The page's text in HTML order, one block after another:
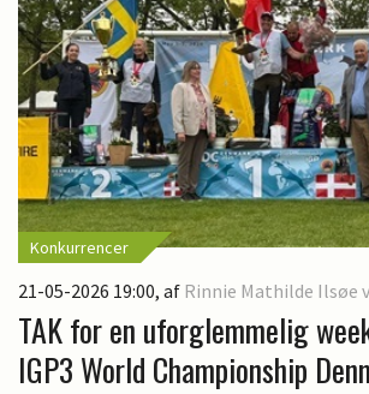
Konkurrencer
21-05-2026 19:00, af Rinnie Mathilde Ilsøe
TAK for en uforglemmelig
IGP3 World Championship